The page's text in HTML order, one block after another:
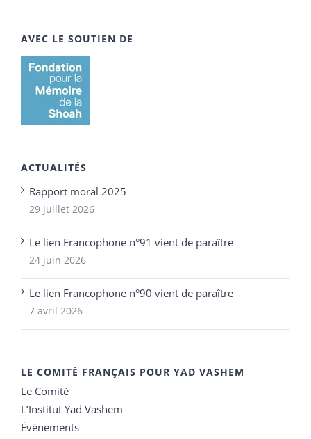
AVEC LE SOUTIEN DE
ACTUALITÉS
Rapport moral 2025
29 juillet 2026
Le lien Francophone n°91 vient de paraître
24 juin 2026
Le lien Francophone n°90 vient de paraître
7 avril 2026
LE COMITÉ FRANÇAIS POUR YAD VASHEM
Le Comité
L’Institut Yad Vashem
Événements